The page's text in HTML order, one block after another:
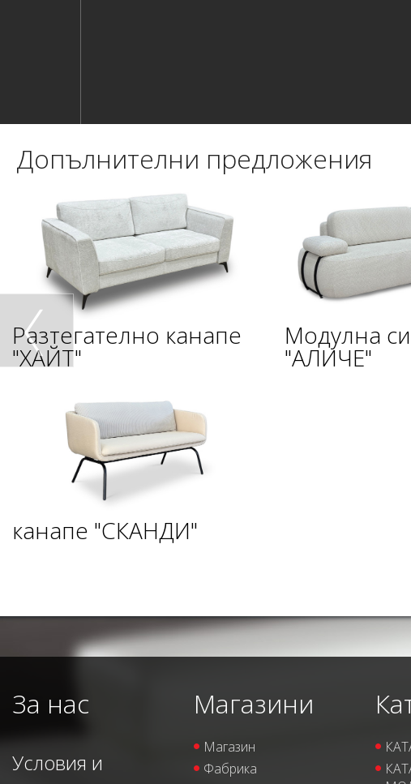
Допълнителни предложения
Разтегателно канапе
"ХАЙТ"
Модулна
"АЛИЧЕ"
канапе "СКАНДИ"
За нас
Условия и
Магазини
Магазин
Фабрика